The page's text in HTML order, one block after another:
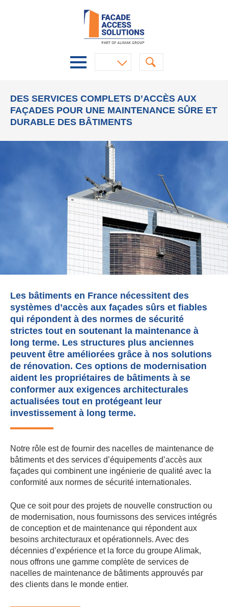
DES SERVICES COMPLETS D’ACCÈS AUX
FAÇADES POUR UNE MAINTENANCE SÛRE ET
DURABLE DES BÂTIMENTS
Les bâtiments en France nécessitent des
systèmes d’accès aux façades sûrs et fiables
qui répondent à des normes de sécurité
strictes tout en soutenant la maintenance à
long terme. Les structures plus anciennes
peuvent être améliorées grâce à nos solutions
de rénovation. Ces options de modernisation
aident les propriétaires de bâtiments à se
conformer aux exigences architecturales
actualisées tout en protégeant leur
investissement à long terme.
Notre rôle est de fournir des nacelles de maintenance de
bâtiments et des services d’équipements d’accès aux
façades qui combinent une ingénierie de qualité avec la
conformité aux normes de sécurité internationales.
Que ce soit pour des projets de nouvelle construction ou
de modernisation, nous fournissons des services intégrés
de conception et de maintenance qui répondent aux
besoins architecturaux et opérationnels. Avec des
décennies d’expérience et la force du groupe Alimak,
nous offrons une gamme complète de services de
nacelles de maintenance de bâtiments approuvés par
des clients dans le monde entier.